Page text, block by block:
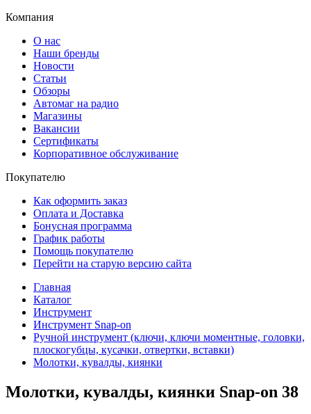
Компания
О нас
Наши бренды
Новости
Статьи
Обзоры
Автомаг на радио
Магазины
Вакансии
Сертификаты
Корпоративное обслуживание
Покупателю
Как оформить заказ
Оплата и Доставка
Бонусная программа
График работы
Помощь покупателю
Перейти на старую версию сайта
Главная
Каталог
Инструмент
Инструмент Snap-on
Ручной инструмент (ключи, ключи моментные, головки,
плоскогубцы, кусачки, отвертки, вставки)
Молотки, кувалды, киянки
Молотки, кувалды, киянки Snap-on 38